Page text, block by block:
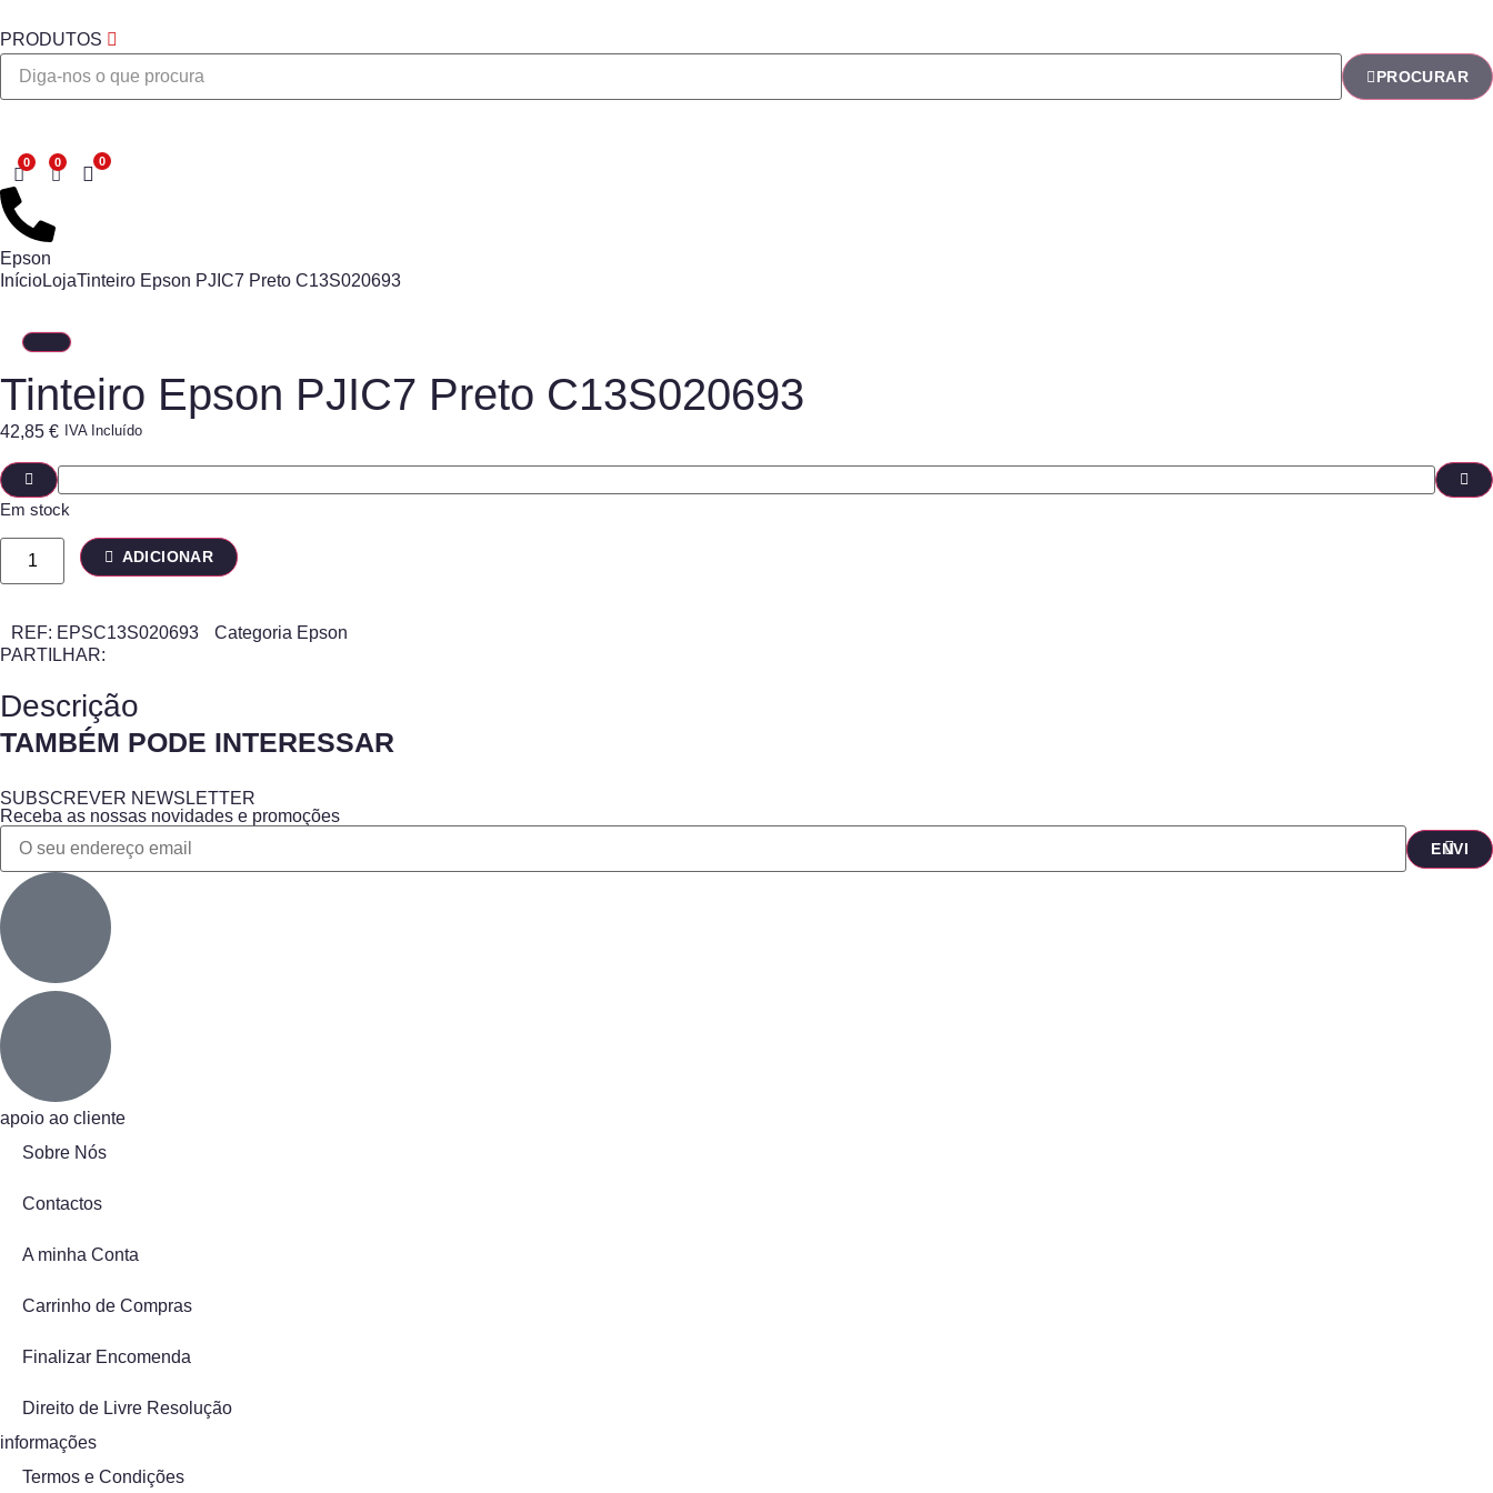
PRODUTOS
PROCURAR
Desejo
Epson
InícioLojaTinteiro Epson PJIC7 Preto C13S020693
Tinteiro Epson PJIC7 Preto C13S020693
42,85 € IVA Incluído
Em stock
ADICIONAR
REF: EPSC13S020693 Categoria Epson
PARTILHAR:
Descrição
TAMBÉM PODE INTERESSAR
SUBSCREVER NEWSLETTER
Receba as nossas novidades e promoções
apoio ao cliente
Sobre Nós
Contactos
A minha Conta
Carrinho de Compras
Finalizar Encomenda
Direito de Livre Resolução
informações
Termos e Condições